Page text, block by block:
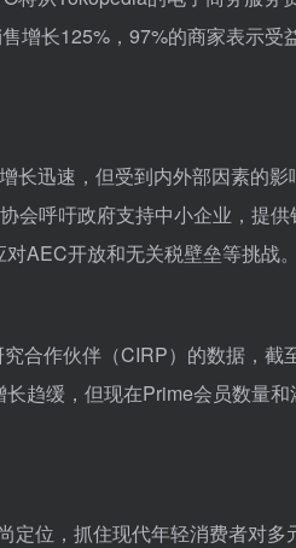
增长125%，97%的商家表示受
长迅速，但受到内外部因素的影
会呼吁政府支持中小企业，提
AEC开放和无关税壁垒等挑战。
合作伙伴（CIRP）的数据，截
趋缓，但现在Prime会员数量
定位，抓住现代年轻消费者对多